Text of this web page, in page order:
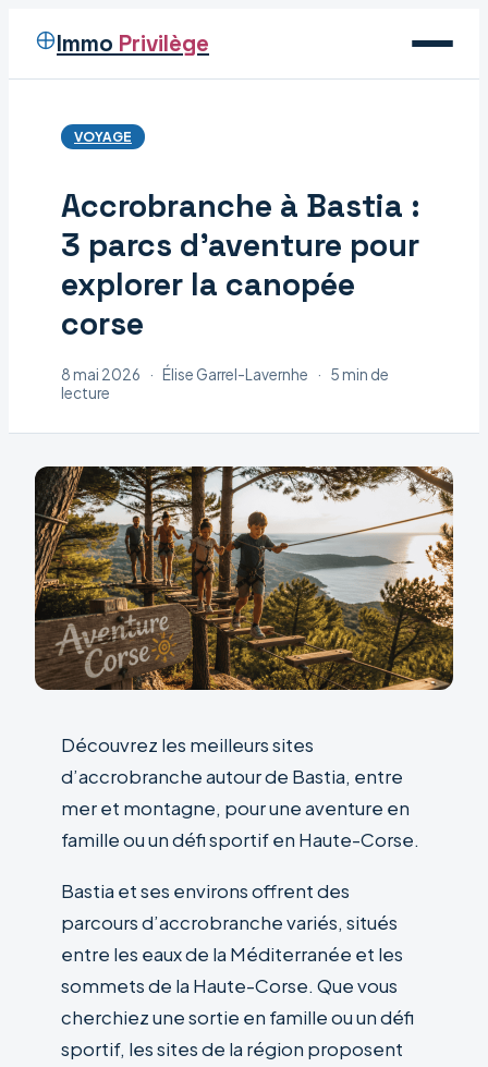
Immo Privilège
Voyage
Maison
VOYAGE
Accrobranche à Bastia :
3 parcs d’aventure pour
explorer la canopée
corse
8 mai 2026 · Élise Garrel-Lavernhe · 5 min de
lecture
Découvrez les meilleurs sites
d’accrobranche autour de Bastia, entre
mer et montagne, pour une aventure en
famille ou un défi sportif en Haute-Corse.
Bastia et ses environs offrent des
parcours d’accrobranche variés, situés
entre les eaux de la Méditerranée et les
sommets de la Haute-Corse. Que vous
cherchiez une sortie en famille ou un défi
sportif, les sites de la région proposent